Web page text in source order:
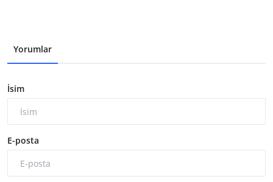
Yorumlar
İsim
E-posta